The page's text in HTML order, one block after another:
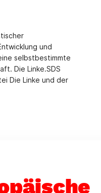
und
selbstbestimmte
Die Linke.SDS
Die Linke und der